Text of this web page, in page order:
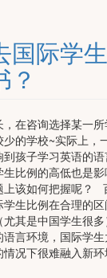
国际学
？
在咨询选择某一
的学校~实际上，
孩子学习英语的
比例的高低也是
上该如何把握呢？
生比例在合理的
其是中国学生很
言环境，国际学
况下很难融入新